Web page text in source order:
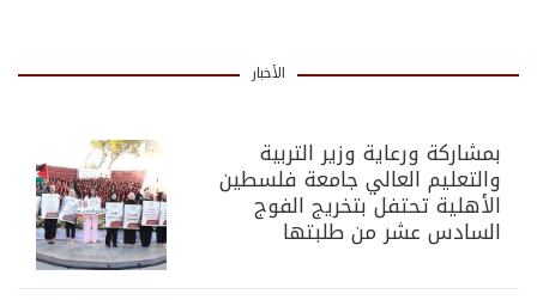
الأخبار
بمشاركة ورعاية وزير التربية
والتعليم العالي جامعة فلسطين
الأهلية تحتفل بتخريج الفوج
السادس عشر من طلبتها